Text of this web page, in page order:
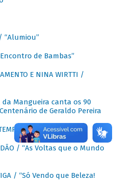
“Alumiou”
de Bambas”
E NINA WIRTTI /
da Mangueira canta os 90
de Geraldo Pereira
/ “As Voltas que o Mundo
/ “Só Vendo que Beleza!